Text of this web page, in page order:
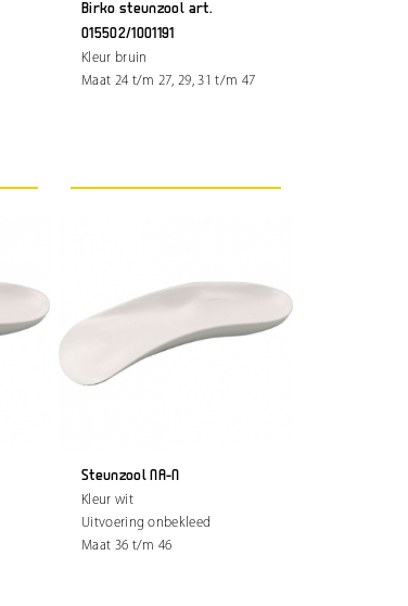
Birko steunzool art.
015502/1001191
Kleur bruin
Maat 24 t/m 27, 29, 31 t/m 47
Steunzool NA-N
Kleur wit
Uitvoering onbekleed
Maat 36 t/m 46